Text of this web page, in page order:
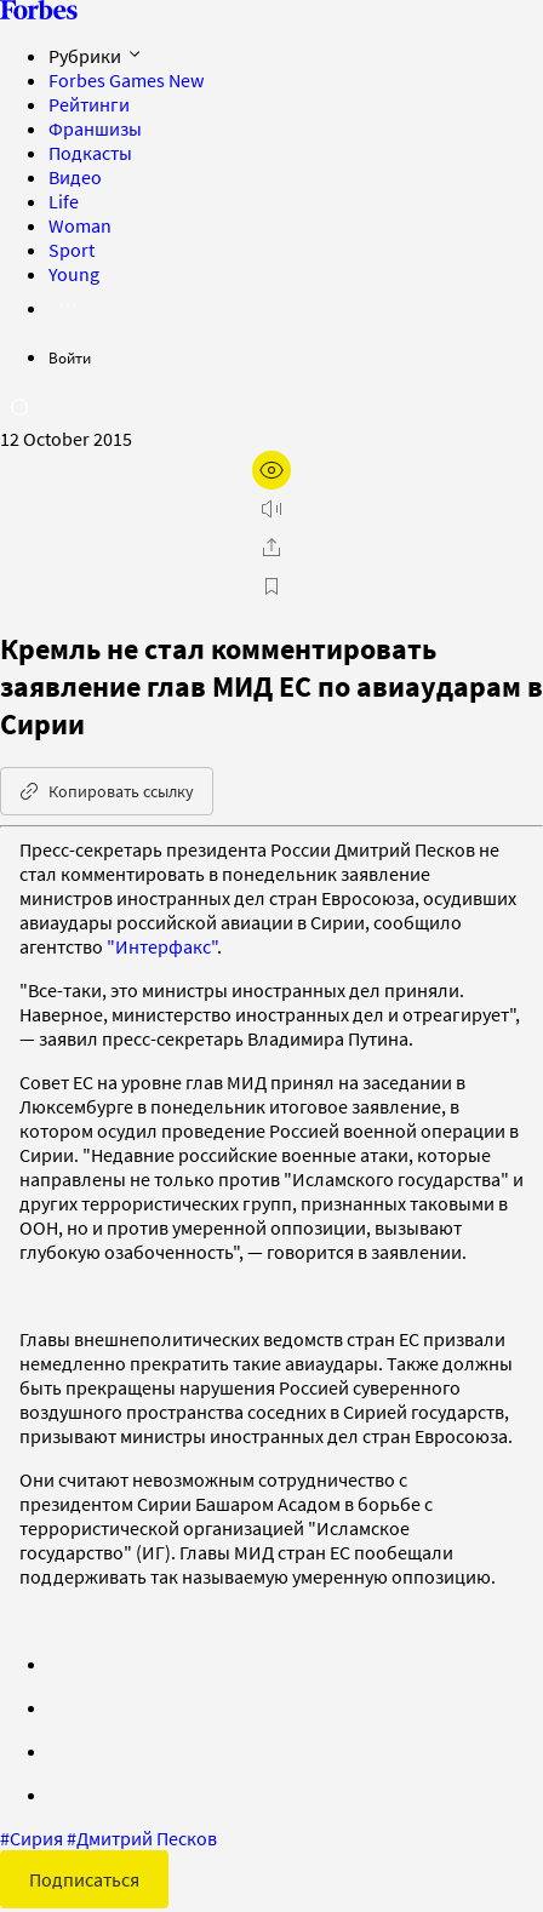
Рубрики
Forbes Games New
Рейтинги
Франшизы
Подкасты
Видео
Life
Woman
Sport
Young
Войти
12 October 2015
Кремль не стал комментировать
заявление глав МИД ЕС по авиаударам в
Сирии
Копировать ссылку
Пресс-секретарь президента России Дмитрий Песков не
стал комментировать в понедельник заявление
министров иностранных дел стран Евросоюза, осудивших
авиаудары российской авиации в Сирии, сообщило
агентство "Интерфакс".
"Все-таки, это министры иностранных дел приняли.
Наверное, министерство иностранных дел и отреагирует",
— заявил пресс-секретарь Владимира Путина.
Совет ЕС на уровне глав МИД принял на заседании в
Люксембурге в понедельник итоговое заявление, в
котором осудил проведение Россией военной операции в
Сирии. "Недавние российские военные атаки, которые
направлены не только против "Исламского государства" и
других террористических групп, признанных таковыми в
ООН, но и против умеренной оппозиции, вызывают
глубокую озабоченность", — говорится в заявлении.
Главы внешнеполитических ведомств стран ЕС призвали
немедленно прекратить такие авиаудары. Также должны
быть прекращены нарушения Россией суверенного
воздушного пространства соседних в Сирией государств,
призывают министры иностранных дел стран Евросоюза.
Они считают невозможным сотрудничество с
президентом Сирии Башаром Асадом в борьбе с
террористической организацией "Исламское
государство" (ИГ). Главы МИД стран ЕС пообещали
поддерживать так называемую умеренную оппозицию.
#Сирия #Дмитрий Песков
Подписаться